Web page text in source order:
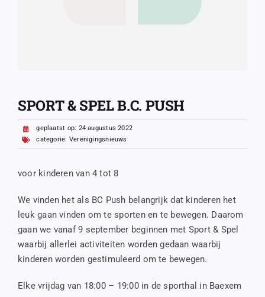
SPORT & SPEL B.C. PUSH
geplaatst op: 24 augustus 2022
categorie: Verenigingsnieuws
voor kinderen van 4 tot 8
We vinden het als BC Push belangrijk dat kinderen het
leuk gaan vinden om te sporten en te bewegen. Daarom
gaan we vanaf 9 september beginnen met Sport & Spel
waarbij allerlei activiteiten worden gedaan waarbij
kinderen worden gestimuleerd om te bewegen.
Elke vrijdag van 18:00 – 19:00 in de sporthal in Baexem